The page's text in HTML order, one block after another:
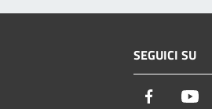
SEGUICI SU
Facebook